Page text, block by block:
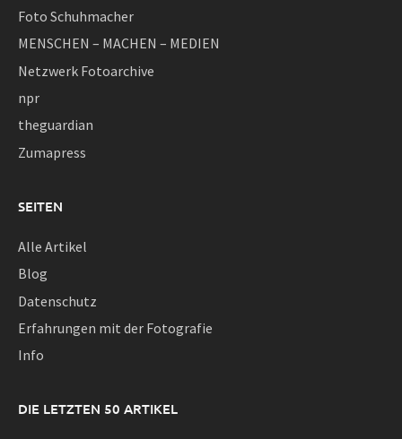
Foto Schuhmacher
MENSCHEN – MACHEN – MEDIEN
Netzwerk Fotoarchive
npr
theguardian
Zumapress
SEITEN
Alle Artikel
Blog
Datenschutz
Erfahrungen mit der Fotografie
Info
DIE LETZTEN 50 ARTIKEL